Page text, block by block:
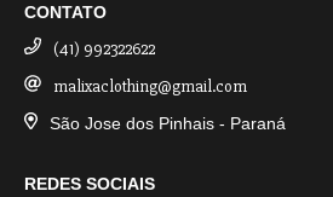
CONTATO
(41) 992322622
malixaclothing@gmail.com
São Jose dos Pinhais - Paraná
REDES SOCIAIS